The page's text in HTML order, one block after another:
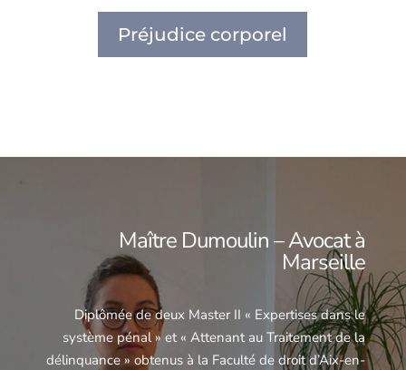
Préjudice corporel
Maître Dumoulin – Avocat à
Marseille
Diplômée de deux Master II « Expertises dans le
système pénal » et « Attenant au Traitement de la
délinquance » obtenus à la Faculté de droit d’Aix-en-